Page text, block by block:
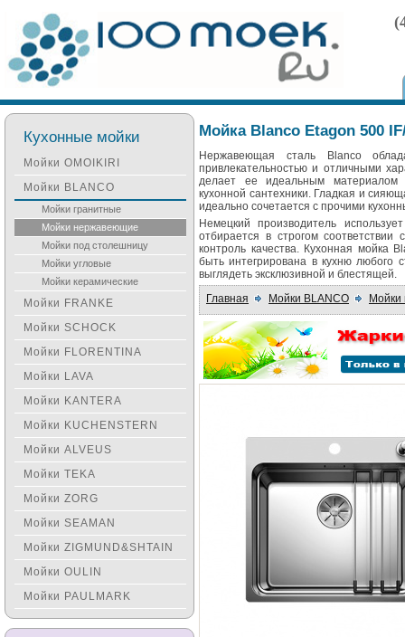
Мойка Blanco Etagon 500
Нержавеющая сталь Blanco
привлекательностью и отличными
делает ее идеальным материалом
кухонной сантехники. Гладкая и
идеально сочетается с прочими
Немецкий производитель
отбирается в строгом
контроль качества. Кухонная мойка
быть интегрирована в кухню любого
выглядеть эксклюзивной и блестящей.
Главная
Мойки BLANCO
Кухонные мойки
Мойки OMOIKIRI
Мойки BLANCO
Мойки гранитные
Мойки нержавеющие
Мойки под столешницу
Мойки угловые
Мойки керамические
Мойки FRANKE
Мойки SCHOCK
Мойки FLORENTINA
Мойки LAVA
Мойки KANTERA
Мойки KUCHENSTERN
Мойки ALVEUS
Мойки TEKA
Мойки ZORG
Мойки SEAMAN
Мойки ZIGMUND&SHTAIN
Мойки OULIN
Мойки PAULMARK